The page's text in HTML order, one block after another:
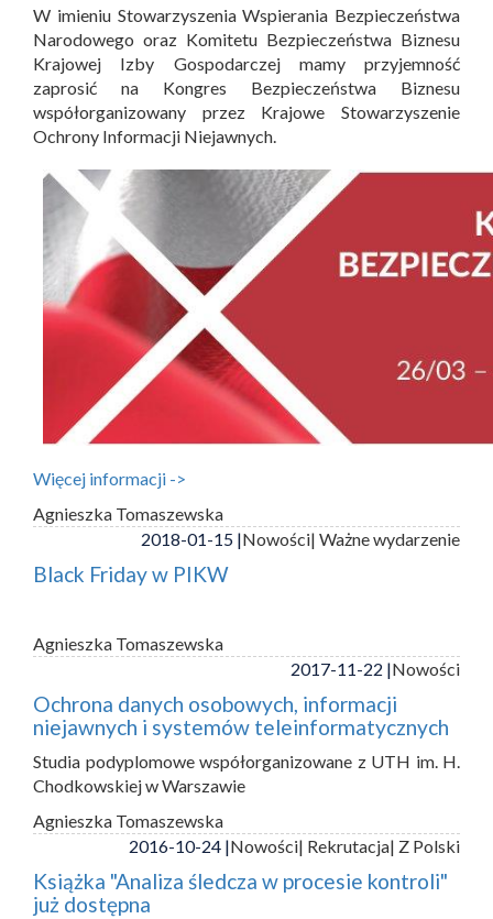
W imieniu Stowarzyszenia Wspierania Bezpieczeństwa
Narodowego oraz Komitetu Bezpieczeństwa Biznesu
Krajowej Izby Gospodarczej mamy przyjemność
zaprosić na Kongres Bezpieczeństwa Biznesu
współorganizowany przez Krajowe Stowarzyszenie
Ochrony Informacji Niejawnych.
Więcej informacji ->
Agnieszka Tomaszewska
2018-01-15 |Nowości| Ważne wydarzenie
Black Friday w PIKW
Agnieszka Tomaszewska
2017-11-22 |Nowości
Ochrona danych osobowych, informacji
niejawnych i systemów teleinformatycznych
Studia podyplomowe współorganizowane z UTH im. H.
Chodkowskiej w Warszawie
Agnieszka Tomaszewska
2016-10-24 |Nowości| Rekrutacja| Z Polski
Książka "Analiza śledcza w procesie kontroli"
już dostępna